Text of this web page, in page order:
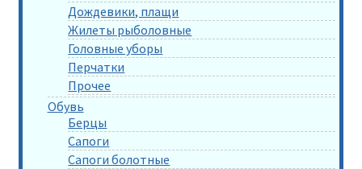
Дождевики, плащи
Жилеты рыболовные
Головные уборы
Перчатки
Прочее
Обувь
Берцы
Сапоги
Сапоги болотные